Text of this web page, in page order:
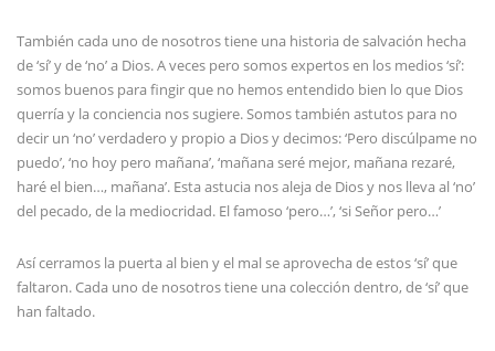
También cada uno de nosotros tiene una historia de salvación hecha
de ‘sí’ y de ‘no’ a Dios. A veces pero somos expertos en los medios ‘sí’:
somos buenos para fingir que no hemos entendido bien lo que Dios
querría y la conciencia nos sugiere. Somos también astutos para no
decir un ‘no’ verdadero y propio a Dios y decimos: ‘Pero discúlpame no
puedo’, ‘no hoy pero mañana’, ‘mañana seré mejor, mañana rezaré,
haré el bien…, mañana’. Esta astucia nos aleja de Dios y nos lleva al ‘no’
del pecado, de la mediocridad. El famoso ‘pero…’, ‘si Señor pero…’
Así cerramos la puerta al bien y el mal se aprovecha de estos ‘sí’ que
faltaron. Cada uno de nosotros tiene una colección dentro, de ‘sí’ que
han faltado.